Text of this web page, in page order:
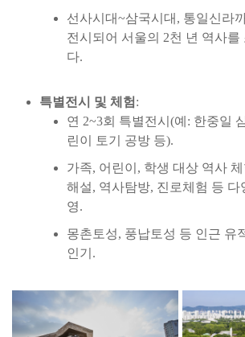
선사시대~삼국시대, 통일신라
전시되어 서울의 2천 년 역사를
다.
특별전시 및 체험 :
연 2~3회 특별전시(예: 한중일
린이 토기 공방 등).
가족, 어린이, 학생 대상 역사
해설, 역사탐방, 진로체험 등 다
영.
몽촌토성, 풍납토성 등 인근 유
인기.